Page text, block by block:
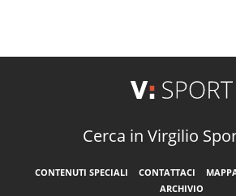
Cerca in Virgilio
CONTENUTI SPECIALI CONTATTACI
ARCHIVIO